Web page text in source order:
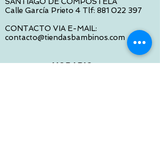
Calle García Prieto 4 Tlf: 881 022 397
CONTACTO VIA E-MAIL:
contacto@tiendasbambinos.com
HORARIO